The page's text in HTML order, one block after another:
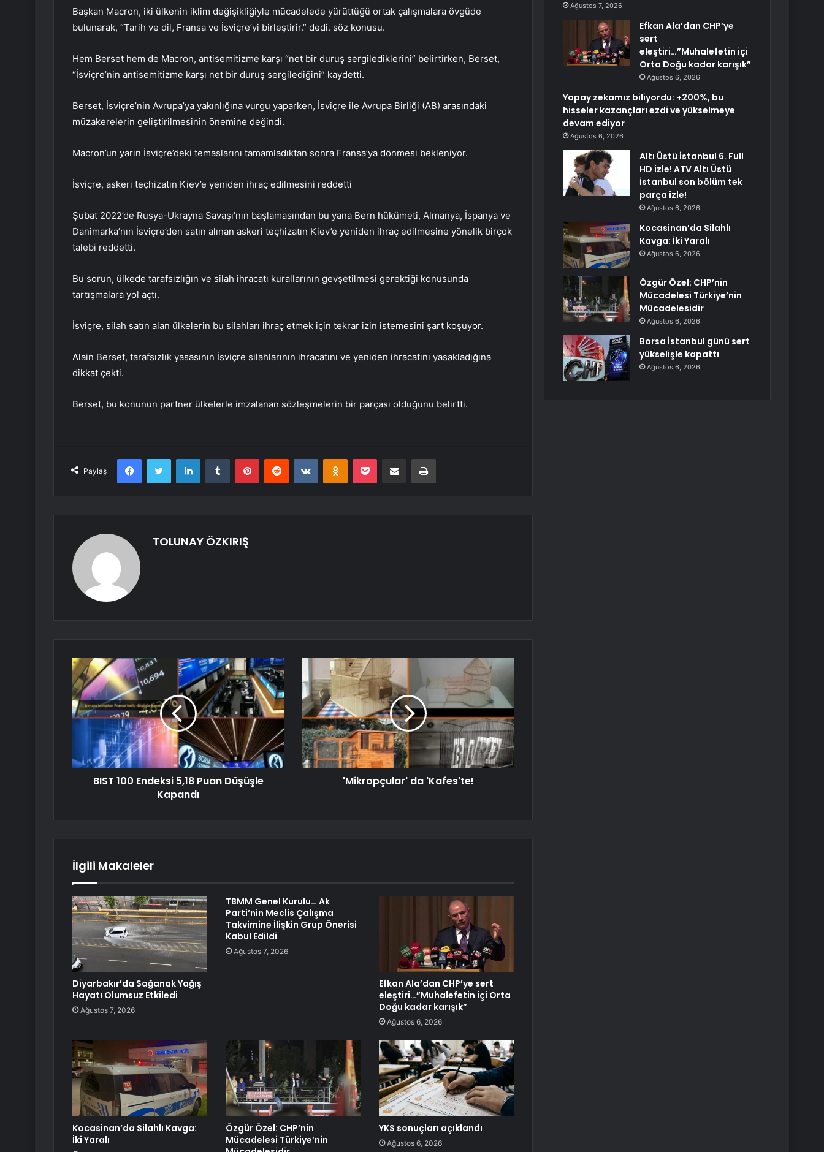
Başkan Macron, iki ülkenin iklim değişikliğiyle mücadelede yürüttüğü ortak çalışmalara övgüde
bulunarak, “Tarih ve dil, Fransa ve İsviçre’yi birleştirir.” dedi. söz konusu.
Hem Berset hem de Macron, antisemitizme karşı “net bir duruş sergilediklerini” belirtirken, Berset,
“İsviçre’nin antisemitizme karşı net bir duruş sergilediğini” kaydetti.
Berset, İsviçre’nin Avrupa’ya yakınlığına vurgu yaparken, İsviçre ile Avrupa Birliği (AB) arasındaki
müzakerelerin geliştirilmesinin önemine değindi.
Macron’un yarın İsviçre’deki temaslarını tamamladıktan sonra Fransa’ya dönmesi bekleniyor.
İsviçre, askeri teçhizatın Kiev’e yeniden ihraç edilmesini reddetti
Şubat 2022’de Rusya-Ukrayna Savaşı’nın başlamasından bu yana Bern hükümeti, Almanya, İspanya ve
Danimarka’nın İsviçre’den satın alınan askeri teçhizatın Kiev’e yeniden ihraç edilmesine yönelik birçok
talebi reddetti.
Bu sorun, ülkede tarafsızlığın ve silah ihracatı kurallarının gevşetilmesi gerektiği konusunda
tartışmalara yol açtı.
İsviçre, silah satın alan ülkelerin bu silahları ihraç etmek için tekrar izin istemesini şart koşuyor.
Alain Berset, tarafsızlık yasasının İsviçre silahlarının ihracatını ve yeniden ihracatını yasakladığına
dikkat çekti.
Berset, bu konunun partner ülkelerle imzalanan sözleşmelerin bir parçası olduğunu belirtti.
Paylaş
FacebookTwitter LinkedInTumblr PinterestReddit VKontakteOdnoklassniki
Pocket E-Posta ile paylaş Yazdır
TOLUNAY ÖZKIRIŞ
BIST 100 Endeksi 5,18 Puan Düşüşle
Kapandı
'Mikropçular' da 'Kafes'te!
İlgili Makaleler
Diyarbakır’da Sağanak Yağış
Hayatı Olumsuz Etkiledi
Ağustos 7, 2026
TBMM Genel Kurulu… Ak
Parti’nin Meclis Çalışma
Takvimine İlişkin Grup Önerisi
Kabul Edildi
Ağustos 7, 2026
Efkan Ala’dan CHP’ye sert
eleştiri…”Muhalefetin içi Orta
Doğu kadar karışık”
Ağustos 6, 2026
Kocasinan’da Silahlı Kavga:
İki Yaralı
Özgür Özel: CHP’nin
Mücadelesi Türkiye’nin
YKS sonuçları açıklandı
Ağustos 6, 2026
Ağustos 7, 2026
Efkan Ala’dan CHP’ye
sert
eleştiri…”Muhalefetin içi
Orta Doğu kadar karışık”
Ağustos 6, 2026
Yapay zekamız biliyordu: +200%, bu
hisseler kazançları ezdi ve yükselmeye
devam ediyor
Ağustos 6, 2026
Altı Üstü İstanbul 6. Full
HD izle! ATV Altı Üstü
İstanbul son bölüm tek
parça izle!
Ağustos 6, 2026
Kocasinan’da Silahlı
Kavga: İki Yaralı
Ağustos 6, 2026
Özgür Özel: CHP’nin
Mücadelesi Türkiye’nin
Mücadelesidir
Ağustos 6, 2026
Borsa İstanbul günü sert
yükselişle kapattı
Ağustos 6, 2026